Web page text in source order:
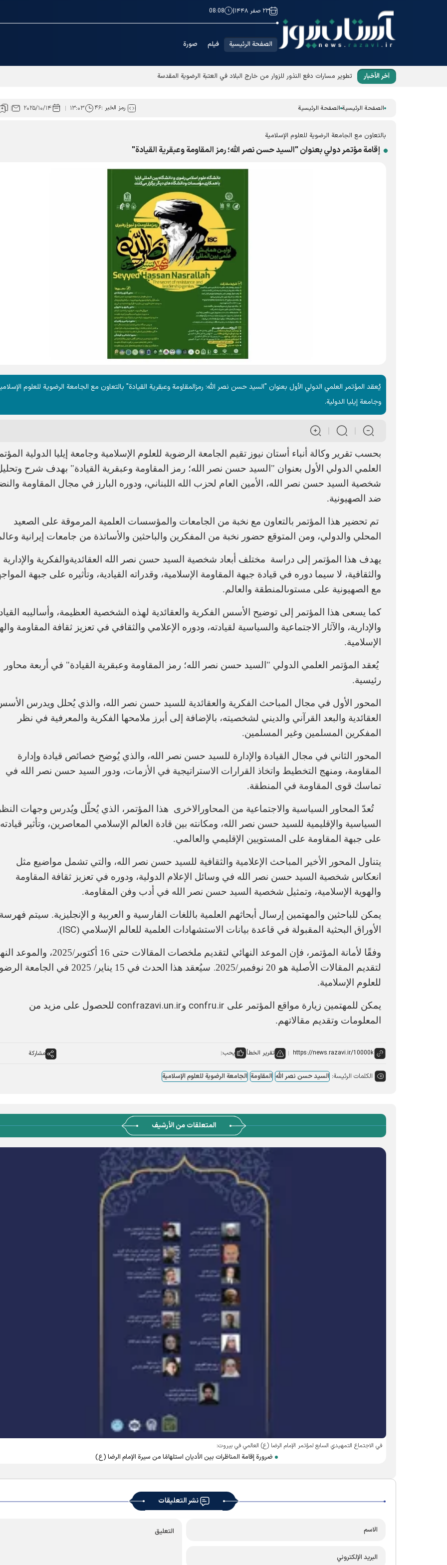
۲۳ صفر ۱۴۴۸ |
08:08
الصفحة الرئيسية فیلم صورة
آخر الأخبار تطوير مسارات دفع النذور للزوار من خارج البلاد في العتبة الرضوية المقدسة
الصفحة الرئيسية الصفحة الرئيسية رمز الخبر :۴۶ ۱۳:۰۳ ۲۰۲۵/۱۰/۱۴
بالتعاون مع الجامعة الرضوية للعلوم الإسلامية
إقامة مؤتمر دولي بعنوان "السيد حسن نصر الله؛ رمز المقاومة وعبقرية القيادة"
يُعقد المؤتمر العلمي الدولي الأول بعنوان "السيد حسن نصر الله؛ رمزالمقاومة وعبقرية القيادة" بالتعاون مع الجامعة الرضوية للعلوم
وجامعة إيليا الدولية.
بحسب تقرير وكالة أنباء أستان نيوز تقيم الجامعة الرضوية للعلوم الإسلامية وجامعة إيليا الدولية
العلمي الدولي الأول بعنوان "السيد حسن نصر الله؛ رمز المقاومة وعبقرية القيادة" بهدف شرح
شخصية السيد حسن نصر الله، الأمين العام لحزب الله اللبناني، ودوره البارز في مجال المقاومة
ضد الصهيونية.
تم تحضير هذا المؤتمر بالتعاون مع نخبة من الجامعات والمؤسسات العلمية المرموقة على الصعيد
المحلي والدولي، ومن المتوقع حضور نخبة من المفكرين والباحثين والأساتذة من جامعات إيرانية
يهدف هذا المؤتمر إلى دراسة مختلف أبعاد شخصية السيد حسن نصر الله العقائديةوالفكرية والإدارية
والثقافية، لا سيما دوره في قيادة جبهة المقاومة الإسلامية، وقدراته القيادية، وتأثيره على جبهة
مع الصهيونية على مستوىالمنطقة والعالم.
كما يسعى هذا المؤتمر إلى توضيح الأسس الفكرية والعقائدية لهذه الشخصية العظيمة، وأساليبه
والإدارية، والآثار الاجتماعية والسياسية لقيادته، ودوره الإعلامي والثقافي في تعزيز ثقافة المقاومة
الإسلامية.
يُعقد المؤتمر العلمي الدولي "السيد حسن نصر الله؛ رمز المقاومة وعبقرية القيادة" في أربعة محاور
رئيسية.
المحور الأول في مجال المباحث الفكرية والعقائدية للسيد حسن نصر الله، والذي يُحلل ويدرس
العقائدية والبعد القرآني والديني لشخصيته، بالإضافة إلى أبرز ملامحها الفكرية والمعرفية في نظر
المفكرين المسلمين وغير المسلمين.
المحور الثاني في مجال القيادة والإدارة للسيد حسن نصر الله، والذي يُوضح خصائص قيادة وإدارة
المقاومة، ومنهج التخطيط واتخاذ القرارات الاستراتيجية في الأزمات، ودور السيد حسن نصر الله في
تماسك قوى المقاومة في المنطقة.
تُعدّ المحاور السياسية والاجتماعية من المحاورالاخرى هذا المؤتمر، الذي يُحلّل ويُدرس وجهات النظر
السياسية والإقليمية للسيد حسن نصر الله، ومكانته بين قادة العالم الإسلامي المعاصرين، وتأثير قيادته
على جبهة المقاومة على المستويين الإقليمي والعالمي.
يتناول المحور الأخير المباحث الإعلامية والثقافية للسيد حسن نصر الله، والتي تشمل مواضيع مثل
انعكاس شخصية السيد حسن نصر الله في وسائل الإعلام الدولية، ودوره في تعزيز ثقافة المقاومة
والهوية الإسلامية، وتمثيل شخصية السيد حسن نصر الله في أدب وفن المقاومة.
يمكن للباحثين والمهتمين إرسال أبحاثهم العلمية باللغات الفارسية و العربية و الإنجليزية. سيتم فهرسة
الأوراق البحثية المقبولة في قاعدة بيانات الاستشهادات العلمية للعالم الإسلامي (ISC
).
وفقًا لأمانة المؤتمر، فإن الموعد النهائي لتقديم ملخصات المقالات حتى 16
لتقديم المقالات الأصلية هو 20 نوفمبر/2025
.
سيُعقد هذا الحدث في 15 يناير/ 2025 في الجامعة
للعلوم الإسلامية.
يمكن للمهتمين زيارة مواقع المؤتمر على confru.ir وconfrazavi.un.ir للحصول على مزيد من
المعلومات وتقديم مقالاتهم.
تقرير الخطأ يحب: مشاركة
الكلمات الرئيسة: السيد حسن نصر الله المقاومة الجامعة الرضوية للعلوم الإسلامية
المتعلقات من الأرشيف
في الاجتماع التمهيدي السابع لمؤتمر الإمام الرضا (ع) العالمي في بيروت:
ضرورة إقامة المناظرات بين الأديان استلهامًا من سيرة الإمام الرضا (ع)
نشر التعليقات